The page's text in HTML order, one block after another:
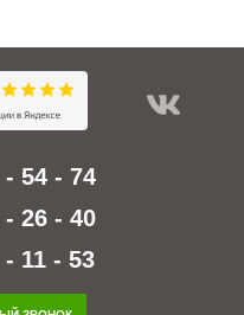
54 - 74
26 - 40
11 - 53